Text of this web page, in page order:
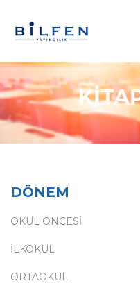
DÖNEM
OKUL ÖNCESİ
İLKOKUL
ORTAOKUL